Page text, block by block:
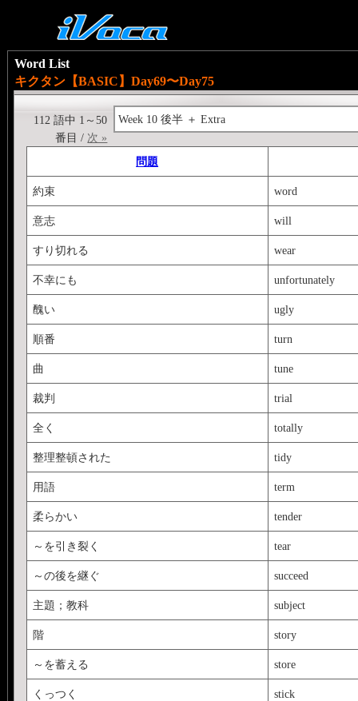
Word List
キクタン【BASIC】Day69〜Day75
Week 10 後半 ＋ Extra
112 語中 1～50
番目 / 次 »
問題
約束 word
意志 will
すり切れる wear
不幸にも unfortunately
醜い ugly
順番 turn
曲 tune
裁判 trial
全く totally
整理整頓された tidy
用語 term
柔らかい tender
～を引き裂く tear
～の後を継ぐ succeed
主題；教科 subject
階 story
～を蓄える store
くっつく stick